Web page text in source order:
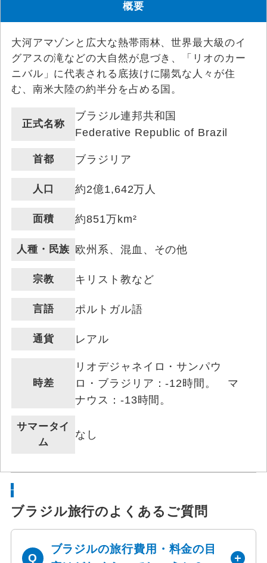
概要
大河アマゾンと広大な熱帯雨林、世界最大級のイ
グアスの滝などの大自然が息づき、「リオのカー
ニバル」に代表される底抜けに陽気な人々が住
む、南米大陸の約半分を占める国。
正式名称
ブラジル連邦共和国
Federative Republic of Brazil
首都 ブラジリア
人口 約2億1,642万人
面積 約851万km²
人種・民族 欧州系、混血、その他
宗教 キリスト教など
言語 ポルトガル語
通貨 レアル
時差
リオデジャネイロ・サンパウ
ロ・ブラジリア：-12時間。 マ
ナウス：-13時間。
サマータイ
ム
なし
ブラジル旅行のよくあるご質問
ブラジルの旅行費用・料金の目